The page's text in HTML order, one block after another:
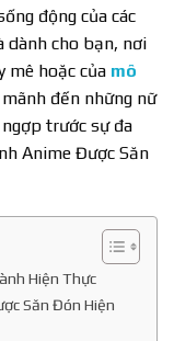
động của các
dành cho bạn, nơi
mê hoặc của mô
đến những nữ
trước sự đa
Anime Được Săn
Hiện Thực
Săn Đón Hiện